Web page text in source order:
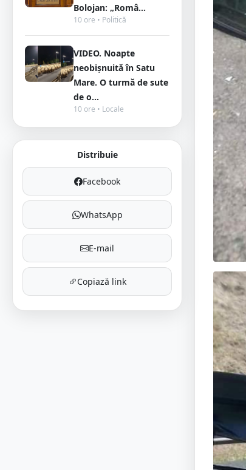
Bolojan: „Româ...
10 ore • Politică
VIDEO. Noapte
neobișnuită în Satu
Mare. O turmă de sute
de o...
10 ore • Locale
Distribuie
Facebook
WhatsApp
E-mail
Copiază link